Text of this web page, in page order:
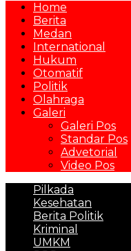
Home
Berita
Medan
International
Hukum
Otomatif
Politik
Olahraga
Galeri
Galeri Pos
Standar Pos
Advetorial
Video Pos
Pilkada
Kesehatan
Berita Politik
Kriminal
UMKM